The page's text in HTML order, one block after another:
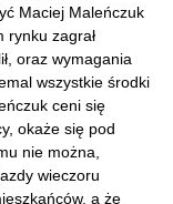
Maciej Maleńczuk
rynku zagrał
oraz wymagania
wszystkie środki
ceni się
okaże się pod
nie można,
wieczoru
a że